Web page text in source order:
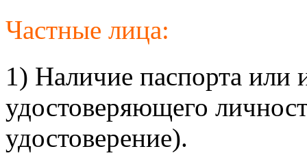
Частные лица:
1) Наличие паспорта или
удостоверяющего
удостоверение).